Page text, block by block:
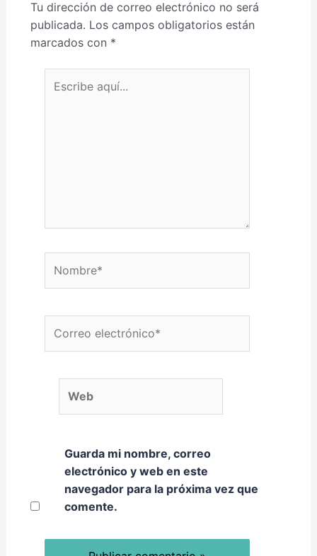
Tu dirección de correo electrónico no será
publicada. Los campos obligatorios están
marcados con *
Guarda mi nombre, correo
electrónico y web en este
navegador para la próxima vez que
comente.